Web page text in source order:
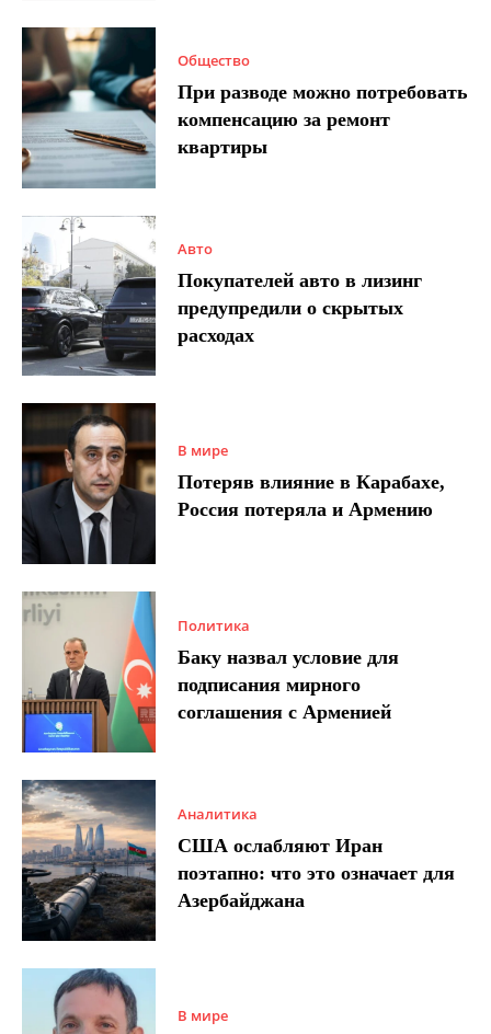
Общество
При разводе можно потребовать
компенсацию за ремонт
квартиры
Авто
Покупателей авто в лизинг
предупредили о скрытых
расходах
В мире
Потеряв влияние в Карабахе,
Россия потеряла и Армению
Политика
Баку назвал условие для
подписания мирного
соглашения с Арменией
Аналитика
США ослабляют Иран
поэтапно: что это означает для
Азербайджана
В мире